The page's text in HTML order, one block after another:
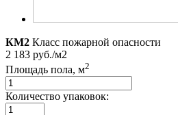
КМ2 Класс пожарной опасности
2 183 руб./м2
Площадь пола, м2
Количество упаковок: